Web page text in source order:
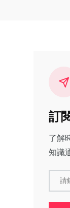
訂
了解
知識
請